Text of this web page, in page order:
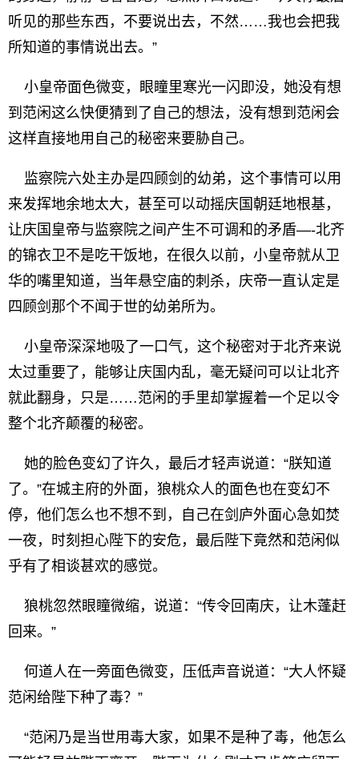
听见的那些东西，不要说出去，不然……我也会把我
所知道的事情说出去。”
小皇帝面色微变，眼瞳里寒光一闪即没，她没有想
到范闲这么快便猜到了自己的想法，没有想到范闲会
这样直接地用自己的秘密来要胁自己。
监察院六处主办是四顾剑的幼弟，这个事情可以用
来发挥地余地太大，甚至可以动摇庆国朝廷地根基，
让庆国皇帝与监察院之间产生不可调和的矛盾—-北齐
的锦衣卫不是吃干饭地，在很久以前，小皇帝就从卫
华的嘴里知道，当年悬空庙的刺杀，庆帝一直认定是
四顾剑那个不闻于世的幼弟所为。
小皇帝深深地吸了一口气，这个秘密对于北齐来说
太过重要了，能够让庆国内乱，毫无疑问可以让北齐
就此翻身，只是……范闲的手里却掌握着一个足以令
整个北齐颠覆的秘密。
她的脸色变幻了许久，最后才轻声说道：“朕知道
了。”在城主府的外面，狼桃众人的面色也在变幻不
停，他们怎么也不想不到，自己在剑庐外面心急如焚
一夜，时刻担心陛下的安危，最后陛下竟然和范闲似
乎有了相谈甚欢的感觉。
狼桃忽然眼瞳微缩，说道：“传令回南庆，让木蓬赶
回来。”
何道人在一旁面色微变，压低声音说道：“大人怀疑
范闲给陛下种了毒？”
“范闲乃是当世用毒大家，如果不是种了毒，他怎么